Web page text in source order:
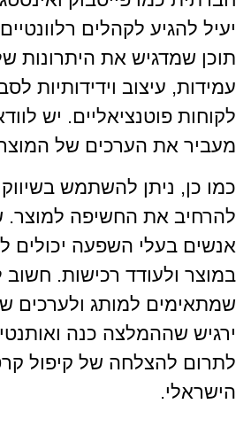
יעיל להגיע לקהלים
תוכן שמדגיש את היתרונות
עמידות, עיצוב וידידותיות
לקוחות פוטנציאליים. יש
מעביר את הערכים של
כמו כן, ניתן להשתמש
להרחיב את החשיפה למוצר.
אנשים בעלי השפעה יכולים
במוצר ולעודד רכישות.
שמתאימים למותג ולערכים
ירגיש שההמלצה כנה
לתרום להצלחה של קיפול
הישראלי.